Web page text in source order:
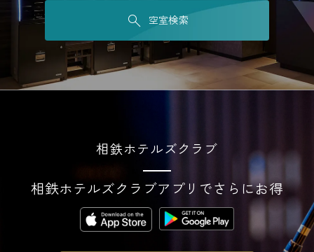
空室検索
相鉄ホテルズクラブ
相鉄ホテルズクラブアプリでさらにお得